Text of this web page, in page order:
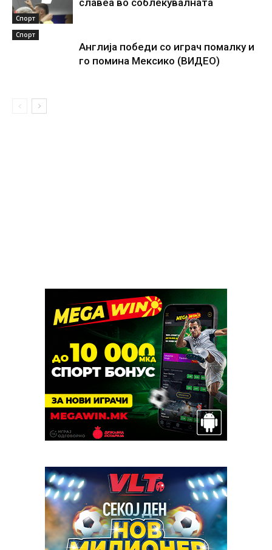
Спорт
славеа во соблекувалната
Спорт
Англија победи со играч помалку и
го помина Мексико (ВИДЕО)